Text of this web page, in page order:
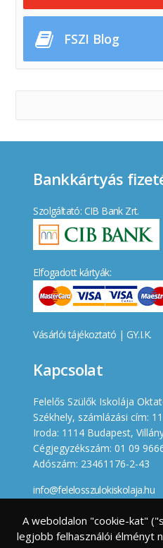
FSZI Blog
Bankkártyás
Szolgáltató: CIB Bank Zrt.
Elfogadott kártyák:
Vásárlói tájékoztató | GY.I.K.
Kapcsolat
Felelős Szülők Iskolája
Székhely, számlázási cím:
Iroda: 1114 Budapest,
Cégjegyzékszám: 01 09
Adószám: 23461176-2-43
info@felelosszulokiskolaja.hu
A weboldalon "cookie-kat"
legjobb felhasználói élményt